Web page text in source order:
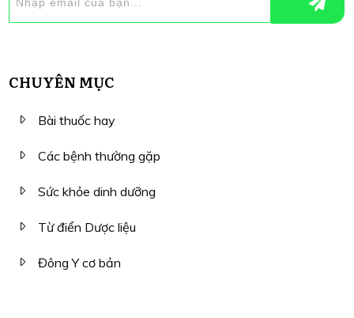
CHUYÊN MỤC
Bài thuốc hay
Các bệnh thường gặp
Sức khỏe dinh dưỡng
Từ điển Dược liệu
Đông Y cơ bản